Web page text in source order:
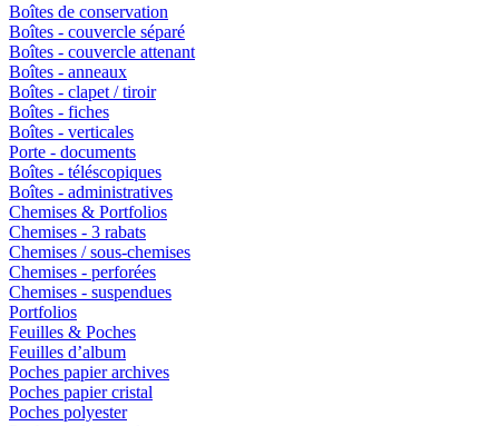
Boîtes de conservation
Boîtes - couvercle séparé
Boîtes - couvercle attenant
Boîtes - anneaux
Boîtes - clapet / tiroir
Boîtes - fiches
Boîtes - verticales
Porte - documents
Boîtes - téléscopiques
Boîtes - administratives
Chemises & Portfolios
Chemises - 3 rabats
Chemises / sous-chemises
Chemises - perforées
Chemises - suspendues
Portfolios
Feuilles & Poches
Feuilles d’album
Poches papier archives
Poches papier cristal
Poches polyester